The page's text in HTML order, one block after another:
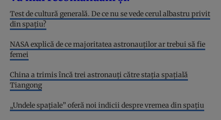
Test de cultură generală. De ce nu se vede cerul albastru privit
din spațiu?
NASA explică de ce majoritatea astronauților ar trebui să fie
femei
China a trimis încă trei astronauți către stația spațială
Tiangong
„Undele spațiale” oferă noi indicii despre vremea din spațiu